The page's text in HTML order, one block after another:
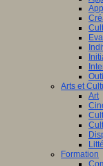
Arts et
Art
Formation